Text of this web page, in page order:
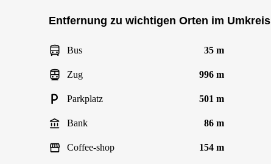
Entfernung zu wichtigen Orten im Umkreis
Bus 35 m
Zug 996 m
Parkplatz 501 m
Bank 86 m
Coffee-shop 154 m